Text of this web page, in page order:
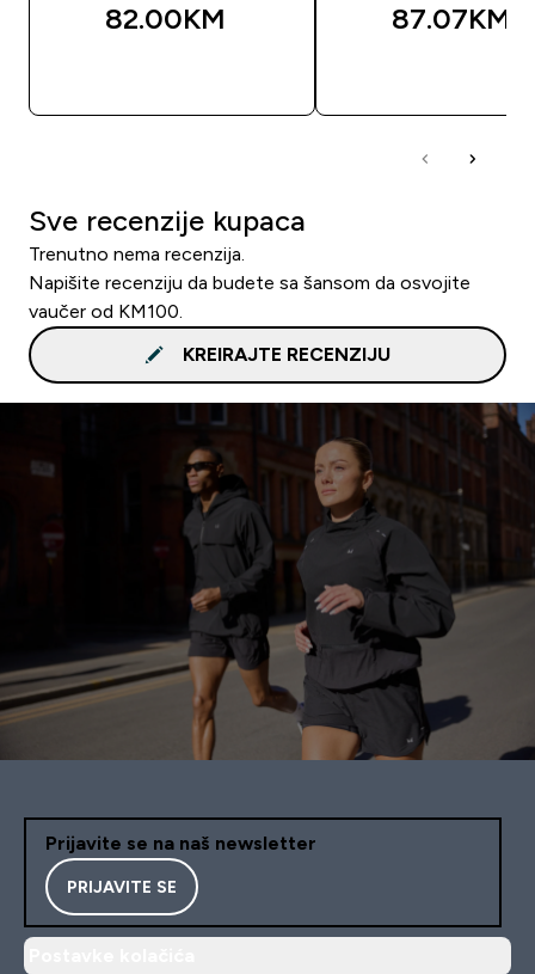
82.00KM‎ 87.07KM‎
Sve recenzije kupaca
Trenutno nema recenzija.
Napišite recenziju da budete sa šansom da osvojite
vaučer od KM100.
KREIRAJTE RECENZIJU
Prijavite se na naš newsletter
PRIJAVITE SE